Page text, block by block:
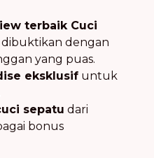
terbaik Cuci
dibuktikan dengan
yang puas.
eksklusif untuk
sepatu dari
bonus